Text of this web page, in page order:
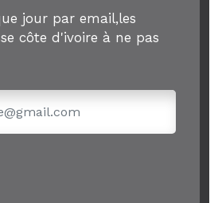
jour par email,les
côte d'ivoire à ne pas